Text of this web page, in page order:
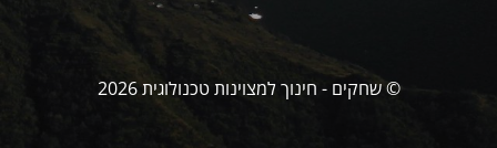
© שחקים - חינוך למצוינות טכנולוגית 2026